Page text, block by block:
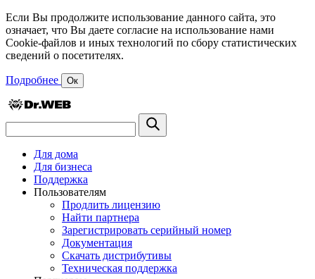
Если Вы продолжите использование данного сайта, это
означает, что Вы даете согласие на использование нами
Cookie-файлов и иных технологий по сбору статистических
сведений о посетителях.
Подробнее Ок
Для дома
Для бизнеса
Поддержка
Пользователям
Продлить лицензию
Найти партнера
Зарегистрировать серийный номер
Документация
Скачать дистрибутивы
Техническая поддержка